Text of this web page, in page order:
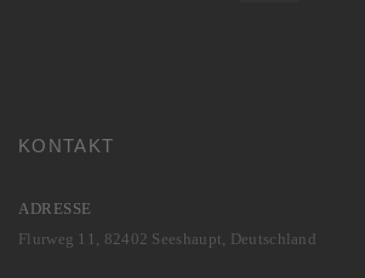
KONTAKT
ADRESSE
Flurweg 11, 82402 Seeshaupt, Deutschland